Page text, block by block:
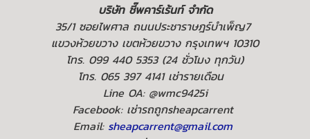
บริษัท ชี๊พคาร์เร้นท์ จำกัด
35/1 ซอยไพศาล ถนนประชาราษฎร์บำเพ็ญ7
แขวงห้วยขวาง เขตห้วยขวาง กรุงเทพฯ 10310
โทร. 099 440 5353 (24 ชั่วโมง ทุกวัน)
โทร. 065 397 4141 เช่ารายเดือน
Line OA: @wmc9425i
Facebook: เช่ารถถูกsheapcarrent
Email: sheapcarrent@gmail.com